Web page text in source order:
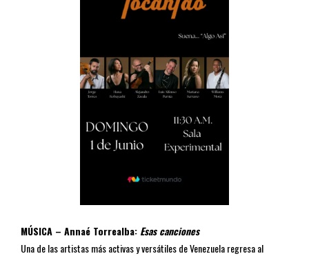
MÚSICA – Annaé Torrealba: Esas canciones
Una de las artistas más activas y versátiles de Venezuela regresa al